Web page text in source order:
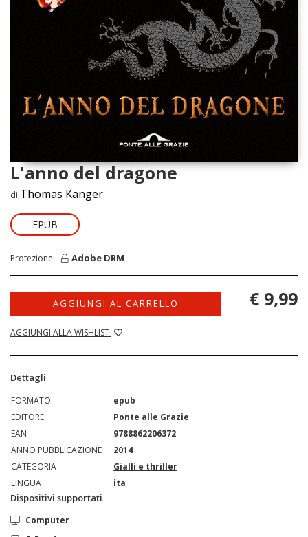
L'anno del dragone
di Thomas Kanger
EPUB
Protezione: Adobe DRM
AGGIUNGI AL CARRELLO
AGGIUNGI ALLA WISHLIST
€ 9,99
Dettagli
FORMATO
epub
EDITORE
Ponte alle Grazie
EAN
9788862206372
ANNO PUBBLICAZIONE
2014
CATEGORIA
Gialli e thriller
LINGUA
ita
Dispositivi supportati
Computer